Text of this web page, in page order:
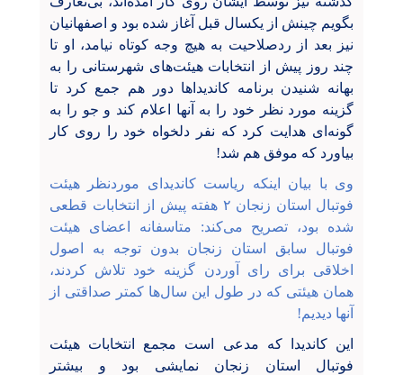
بگویم چینش از یکسال قبل آغاز شده بود و اصفهانیان
نیز بعد از ردصلاحیت به هیچ وجه کوتاه نیامد، او تا
چند روز پیش از انتخابات هیئت‌های شهرستانی را به
بهانه شنیدن برنامه کاندیداها دور هم جمع کرد تا
گزینه مورد نظر خود را به آنها اعلام کند و جو را به
گونه‌ای هدایت کرد که نفر دلخواه خود را روی کار
بیاورد که موفق هم شد!
وی با بیان اینکه ریاست کاندیدای موردنظر هیئت
فوتبال استان زنجان ۲ هفته پیش از انتخابات قطعی
شده بود، تصریح می‌کند: متاسفانه اعضای هیئت
فوتبال سابق استان زنجان بدون توجه به اصول
اخلاقی برای رای آوردن گزینه خود تلاش کردند،
همان هیئتی که در طول این سال‌ها کمتر صداقتی از
آنها دیدیم!
این کاندیدا که مدعی است مجمع انتخابات هیئت
فوتبال استان زنجان نمایشی بود و بیشتر